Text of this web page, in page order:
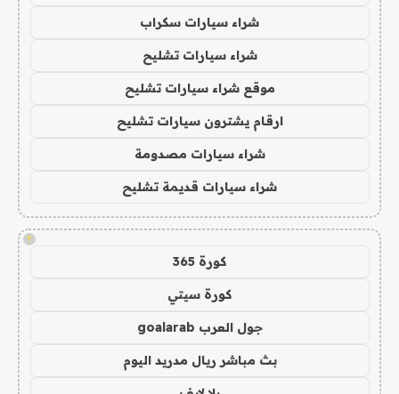
شراء سيارات سكراب
شراء سيارات تشليح
موقع شراء سيارات تشليح
ارقام يشترون سيارات تشليح
شراء سيارات مصدومة
شراء سيارات قديمة تشليح
!
كورة 365
كورة سيتي
جول العرب goalarab
بث مباشر ريال مدريد اليوم